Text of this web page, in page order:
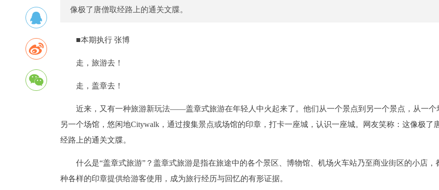
像极了唐僧取经路上的通关文牒。
■本期执行 张博
走，旅游去！
走，盖章去！
近来，又有一种旅游新玩法——盖章式旅游在年轻人中火起来了。他们从一个景点到另一个景点，从一个
另一个场馆，悠闲地Citywalk，通过搜集景点或场馆的印章，打卡一座城，认识一座城。网友笑称：这像极了
经路上的通关文牒。
什么是“盖章式旅游”？盖章式旅游是指在旅途中的各个景区、博物馆、机场火车站乃至商业街区的小店，
种各样的印章提供给游客使用，成为旅行经历与回忆的有形证据。